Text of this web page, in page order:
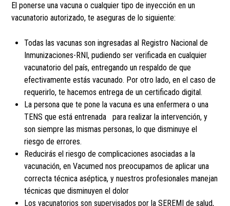
El ponerse una vacuna o cualquier tipo de inyección en un
vacunatorio autorizado, te aseguras de lo siguiente:
Todas las vacunas son ingresadas al Registro Nacional de
Inmunizaciones-RNI, pudiendo ser verificada en cualquier
vacunatorio del país, entregando un respaldo de que
efectivamente estás vacunado. Por otro lado, en el caso de
requerirlo, te hacemos entrega de un certificado digital.
La persona que te pone la vacuna es una enfermera o una
TENS que está entrenada para realizar la intervención, y
son siempre las mismas personas, lo que disminuye el
riesgo de errores.
Reducirás el riesgo de complicaciones asociadas a la
vacunación, en Vacumed nos preocupamos de aplicar una
correcta técnica aséptica, y nuestros profesionales manejan
técnicas que disminuyen el dolor
Los vacunatorios son supervisados por la SEREMI de salud,